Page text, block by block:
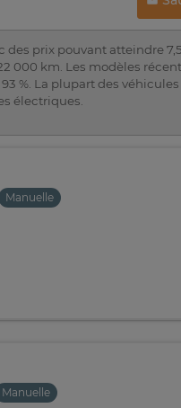
des prix pouvant atteindre
000 km. Les modèles
%. La plupart des
électriques.
Manuelle
Manuelle